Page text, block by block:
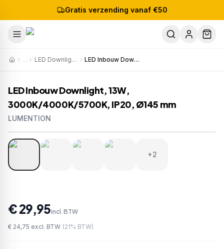
Gratis verzending vanaf €50
… LED Downlights LED Inbouw Downlight, 13W, 3000K/4000K/5700K, IP20, Ø145 mm
LED Inbouw Downlight, 13W,
3000K/4000K/5700K, IP20, Ø145 mm
LUMENTION
Artikelnr:804-D13813-346-10
+2
€ 29,95incl. BTW
€ 24,75 excl. BTW (21% BTW)